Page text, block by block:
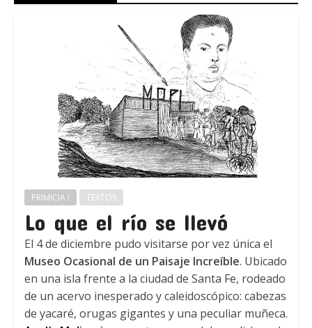
PRIMICIA ! TEXTOS
Lo que el río se llevó
El 4 de diciembre pudo visitarse por vez única el
Museo Ocasional de un Paisaje Increíble. Ubicado
en una isla frente a la ciudad de Santa Fe, rodeado
de un acervo inesperado y caleidoscópico: cabezas
de yacaré, orugas gigantes y una peculiar muñeca.